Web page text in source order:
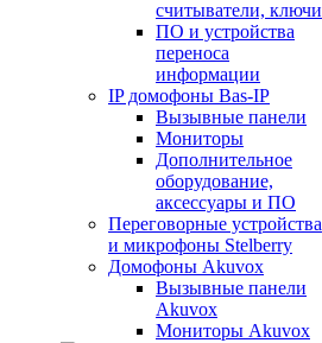
считыватели, ключи
ПО и устройства
переноса
информации
IP домофоны Bas-IP
Вызывные панели
Мониторы
Дополнительное
оборудование,
аксессуары и ПО
Переговорные устройства
и микрофоны Stelberry
Домофоны Akuvox
Вызывные панели
Akuvox
Мониторы Akuvox